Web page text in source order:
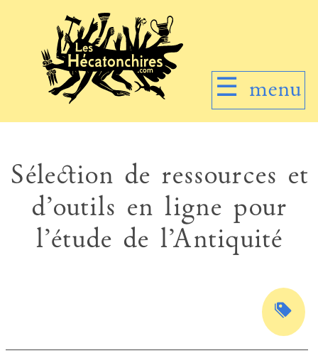
☰ menu
Sélection de ressources et
d’outils en ligne pour
l’étude de l’Antiquité